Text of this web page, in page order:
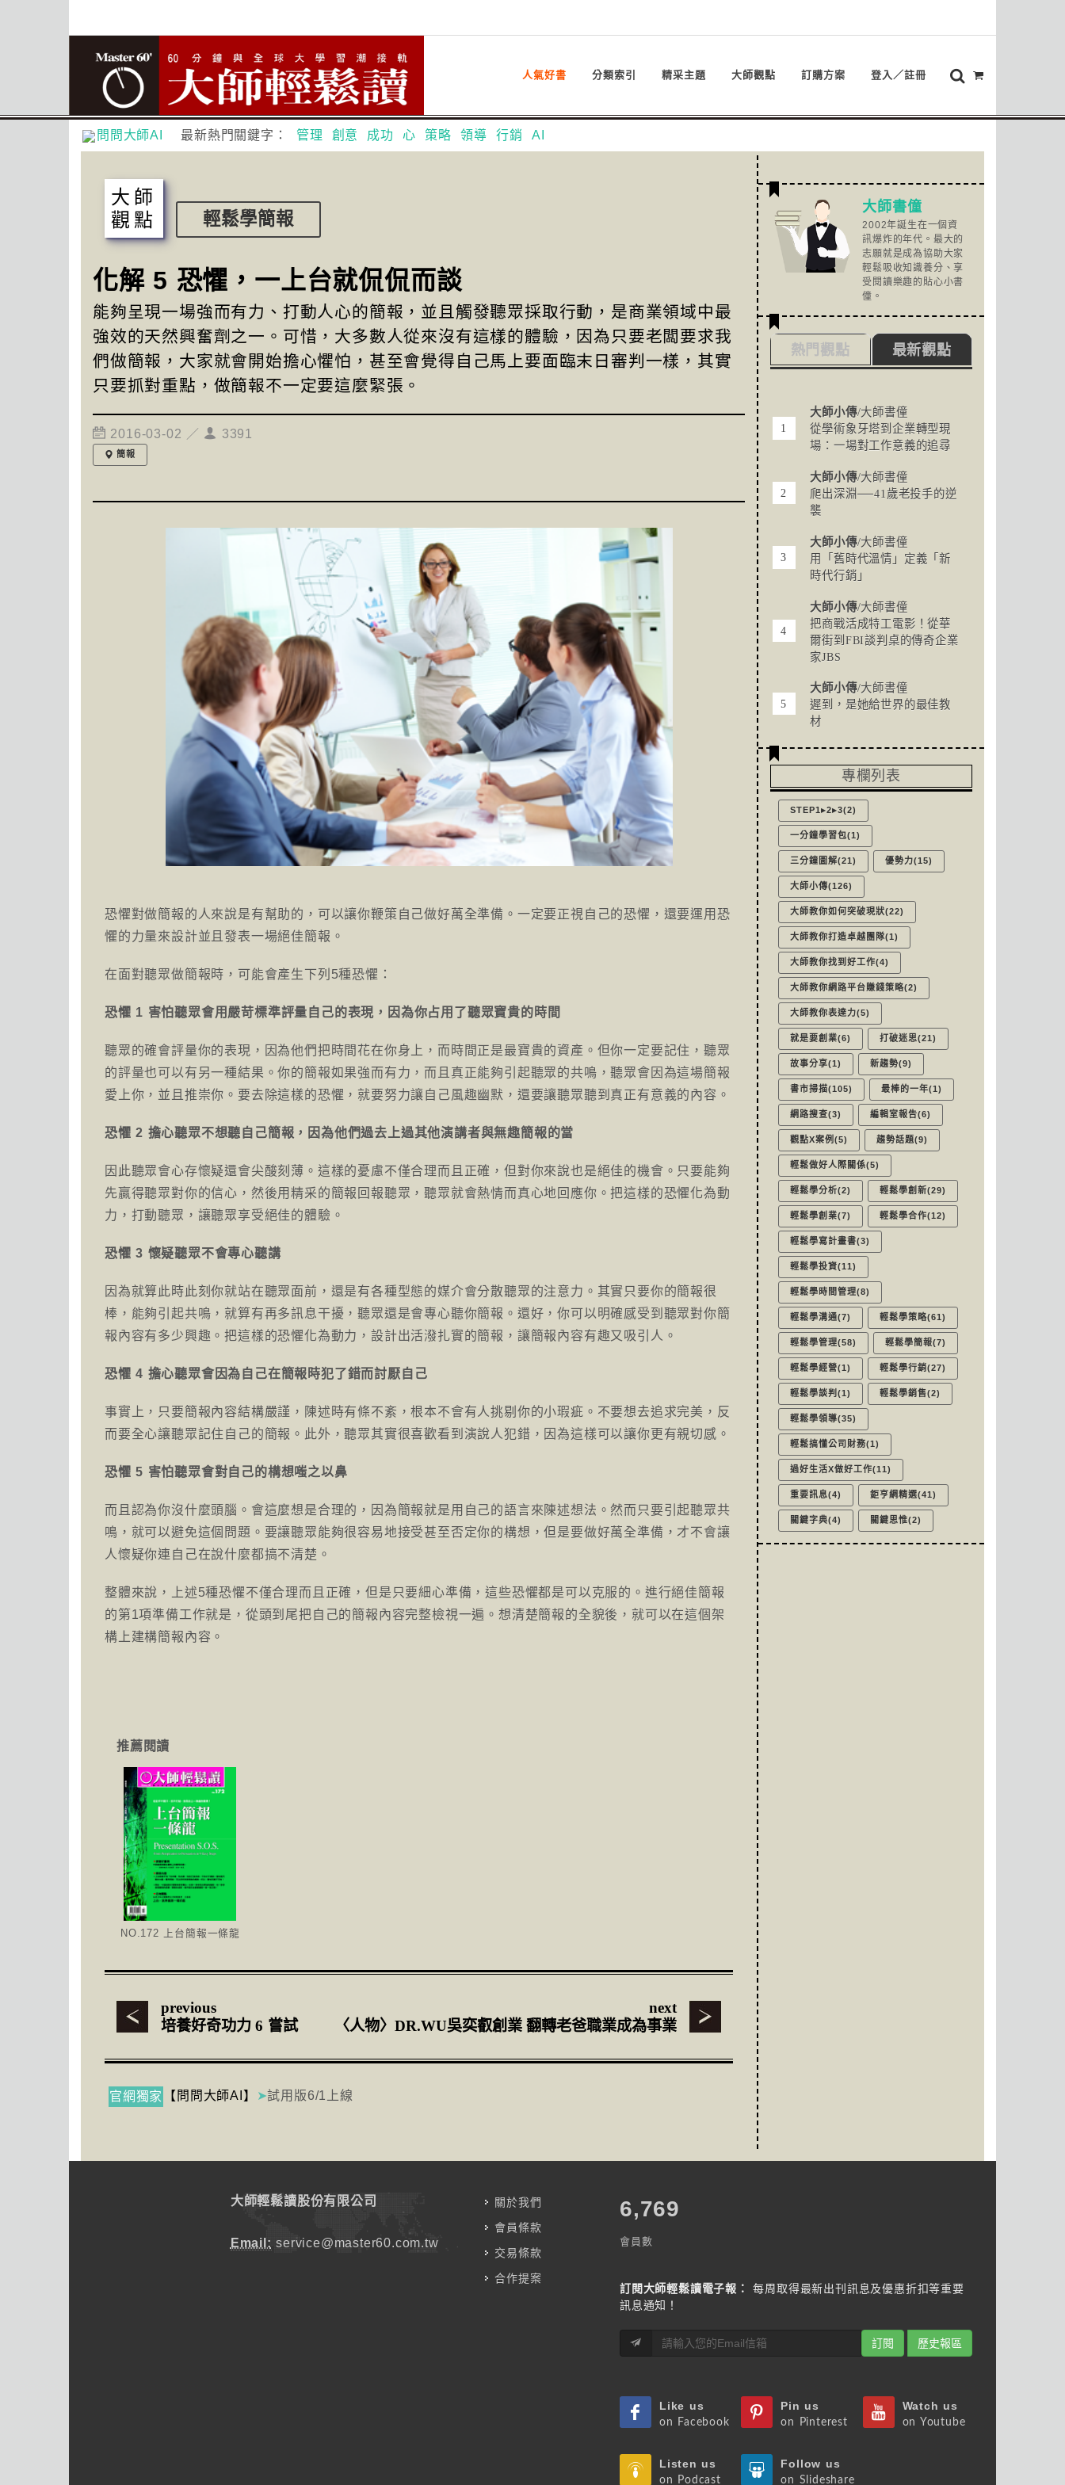
人氣好書 分類索引 精采主題 大師觀點 訂購方案 登入／註冊
問問大師AI 最新熱門關鍵字： 管理 創意 成功 心 策略 領導 行銷 AI
大師
觀點
輕鬆學簡報
化解 5 恐懼，一上台就侃侃而談
能夠呈現一場強而有力、打動人心的簡報，並且觸發聽眾採取行動，是商業領域中最
強效的天然興奮劑之一。可惜，大多數人從來沒有這樣的體驗，因為只要老闆要求我
們做簡報，大家就會開始擔心懼怕，甚至會覺得自己馬上要面臨末日審判一樣，其實
只要抓對重點，做簡報不一定要這麼緊張。
2016-03-02 ／ 3391
簡報
恐懼對做簡報的人來說是有幫助的，可以讓你鞭策自己做好萬全準備。一定要正視自己的恐懼，還要運用恐
懼的力量來設計並且發表一場絕佳簡報。
在面對聽眾做簡報時，可能會產生下列5種恐懼：
恐懼 1 害怕聽眾會用嚴苛標準評量自己的表現，因為你占用了聽眾寶貴的時間
聽眾的確會評量你的表現，因為他們把時間花在你身上，而時間正是最寶貴的資產。但你一定要記住，聽眾
的評量也可以有另一種結果。你的簡報如果強而有力，而且真正能夠引起聽眾的共鳴，聽眾會因為這場簡報
愛上你，並且推崇你。要去除這樣的恐懼，就要努力讓自己風趣幽默，還要讓聽眾聽到真正有意義的內容。
恐懼 2 擔心聽眾不想聽自己簡報，因為他們過去上過其他演講者與無趣簡報的當
因此聽眾會心存懷疑還會尖酸刻薄。這樣的憂慮不僅合理而且正確，但對你來說也是絕佳的機會。只要能夠
先贏得聽眾對你的信心，然後用精采的簡報回報聽眾，聽眾就會熱情而真心地回應你。把這樣的恐懼化為動
力，打動聽眾，讓聽眾享受絕佳的體驗。
恐懼 3 懷疑聽眾不會專心聽講
因為就算此時此刻你就站在聽眾面前，還是有各種型態的媒介會分散聽眾的注意力。其實只要你的簡報很
棒，能夠引起共鳴，就算有再多訊息干擾，聽眾還是會專心聽你簡報。還好，你可以明確感受到聽眾對你簡
報內容有多少興趣。把這樣的恐懼化為動力，設計出活潑扎實的簡報，讓簡報內容有趣又吸引人。
恐懼 4 擔心聽眾會因為自己在簡報時犯了錯而討厭自己
事實上，只要簡報內容結構嚴謹，陳述時有條不紊，根本不會有人挑剔你的小瑕疵。不要想去追求完美，反
而要全心讓聽眾記住自己的簡報。此外，聽眾其實很喜歡看到演說人犯錯，因為這樣可以讓你更有親切感。
恐懼 5 害怕聽眾會對自己的構想嗤之以鼻
而且認為你沒什麼頭腦。會這麼想是合理的，因為簡報就是用自己的語言來陳述想法。然而只要引起聽眾共
鳴，就可以避免這個問題。要讓聽眾能夠很容易地接受甚至否定你的構想，但是要做好萬全準備，才不會讓
人懷疑你連自己在說什麼都搞不清楚。
整體來說，上述5種恐懼不僅合理而且正確，但是只要細心準備，這些恐懼都是可以克服的。進行絕佳簡報
的第1項準備工作就是，從頭到尾把自己的簡報內容完整檢視一遍。想清楚簡報的全貌後，就可以在這個架
構上建構簡報內容。
推薦閱讀
NO.172 上台簡報一條龍
previous
培養好奇功力 6 嘗試
next
〈人物〉DR.WU吳奕叡創業 翻轉老爸職業成為事業
官網獨家 【問問大師AI】 ➤試用版6/1上線
大師書僮
2002年誕生在一個資
訊爆炸的年代。最大的
志願就是成為協助大家
輕鬆吸收知識養分、享
受閱讀樂趣的貼心小書
僮。
最新觀點
熱門觀點
大師小傳/大師書僮
從學術象牙塔到企業轉型現
場：一場對工作意義的追尋
大師小傳/大師書僮
爬出深淵──41歲老投手的逆
襲
大師小傳/大師書僮
用「舊時代溫情」定義「新
時代行銷」
大師小傳/大師書僮
把商戰活成特工電影！從華
爾街到FBI談判桌的傳奇企業
家JBS
大師小傳/大師書僮
遲到，是她給世界的最佳教
材
專欄列表
STEP1▸2▸3(2)
一分鐘學習包(1)
三分鐘圖解(21) 優勢力(15)
大師小傳(126)
大師教你如何突破現狀(22)
大師教你打造卓越團隊(1)
大師教你找到好工作(4)
大師教你網路平台賺錢策略(2)
大師教你表達力(5)
就是要創業(6) 打破迷思(21)
故事分享(1) 新趨勢(9)
書市掃描(105) 最棒的一年(1)
網路搜查(3) 編輯室報告(6)
觀點X案例(5) 趨勢話題(9)
輕鬆做好人際關係(5)
輕鬆學分析(2) 輕鬆學創新(29)
輕鬆學創業(7) 輕鬆學合作(12)
輕鬆學寫計畫書(3)
輕鬆學投資(11)
輕鬆學時間管理(8)
輕鬆學溝通(7) 輕鬆學策略(61)
輕鬆學管理(58) 輕鬆學簡報(7)
輕鬆學經營(1) 輕鬆學行銷(27)
輕鬆學談判(1) 輕鬆學銷售(2)
輕鬆學領導(35)
輕鬆搞懂公司財務(1)
過好生活X做好工作(11)
重要訊息(4) 鉅亨網精選(41)
關鍵字典(4) 關鍵思惟(2)
大師輕鬆讀股份有限公司
Email: service@master60.com.tw
關於我們
會員條款
交易條款
合作提案
7,787
會員數
訂閱大師輕鬆讀電子報：
每周取得最新出刊訊息及優惠折扣等重要
訊息通知！
訂閱 歷史報區
Like us
on Facebook
Pin us
on Pinterest
Watch us
on Youtube
Listen us
on Podcast
Follow us
on Slideshare